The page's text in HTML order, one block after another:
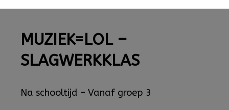
MUZIEK=LOL –
SLAGWERKKLAS
Na schooltijd – Vanaf groep 3